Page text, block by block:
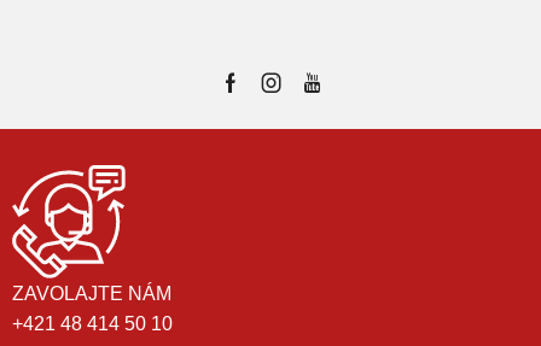
ZAVOLAJTE NÁM
+421 48 414 50 10